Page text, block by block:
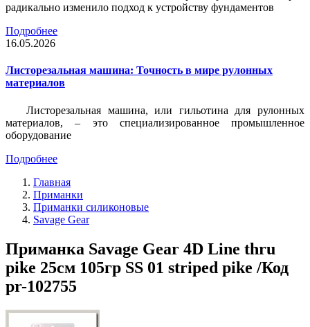
радикально изменило подход к устройству фундаментов
Подробнее
16.05.2026
Листорезальная машина: Точность в мире рулонных
материалов
Листорезальная машина, или гильотина для рулонных
материалов, – это специализированное промышленное
оборудование
Подробнее
Главная
Приманки
Приманки силиконовые
Savage Gear
Приманка Savage Gear 4D Line thru
pike 25см 105гр SS 01 striped pike /Код
pr-102755